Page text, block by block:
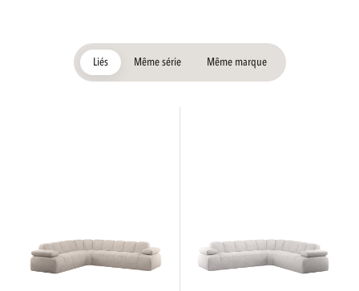
Liés Même série Même marque